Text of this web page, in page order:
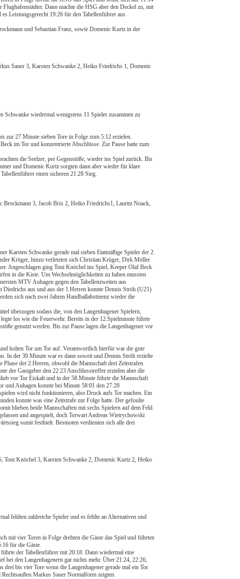
Dann machte die HSG aber den Deckel zu, mit
Leistungsgerecht 19:26 für den Tabellenführer aus
und Sebastian Franz, sowie Domenic Kurtz in der
Sauer 3, Karsten Schwanke 2, Heiko Friedrichs 1, Domenic
Schwanke wiedermal wenigstens 11 Spieler zusammen zu
zur 27.Minute sieben Tore in Folge zum 5:12 erzielen.
im Tor und konzentrierte Abschlüsse. Zur Pause hatte zum
die Seelzer, per Gegenstöße, wieder ins Spiel zurück. Bis
und Domenic Kurtz sorgten dann aber wieder für klare
Tabellenführer einen sicheren 21:28 Sieg.
3, Jacob Brix 2, Heiko Friedrichs1, Lauritz Noack,
Karsten Schwanke gerade mal sieben Etatmäßige Spieler der 2.
Krüger, hinzu verletzten sich Christian Krüger, Dirk Möller
Angeschlagen ging Toni Knöchel ins Spiel, Keeper Olaf Beck
in die Kiste. Um Wechselmöglichkeiten zu haben mussten
MTV Auhagen gegen den Tabellenzweiten aus
Diedrichs aus und aus der 1.Herren konnte Dennis Ströh (U21)
sich nach zwei Jahren Handballabstinenz wieder die
überzogen sodass die, von den Langenhagener Spielern,
los wie die Feuerwehr. Bereits in der 12.Spielminute führte
genutzt werden. Bis zur Pause lagen die Langenhagener vor
holten Tor um Tor auf. Verantwortlich hierfür war die gute
In der 39.Minute war es dann soweit und Dennis Ströh erzielte
Phase der 2.Herren, obwohl die Mannschaft drei Zeitstrafen
der Gastgeber den 22:23 Anschlusstreffer erzielen aber die
vor Tor Eiskalt und in der 58.Minute führte die Mannschaft
und Auhagen konnte bei Minute 58:01 den 27:28
wird nicht funktionieren, also Druck aufs Tor machen. Ein
konnte was eine Zeitstrafe zur Folge hatte. Der gefoulte
blieben beide Mannschaften mit sechs Spielern auf dem Feld.
und angespielt, doch Torwart Andreas Wietrychowski
somit festhielt. Bestnoten verdienten sich alle drei
Knöchel 3, Karsten Schwanke 2, Domenic Kurtz 2, Heiko
fehlten zahlreiche Spieler und es fehlte an Alternativen und
mit vier Toren in Folge drehten die Gäste das Spiel und führten
für die Gäste.
der Tabellenführer mit 20:18. Dann wiedermal eine
den Langenhagenern gar nichts mehr. Über 21:24, 22:26,
bis vier Tore wenn die Langenhagener gerade mal ein Tor
Markus Sauer Normalform zeigten.